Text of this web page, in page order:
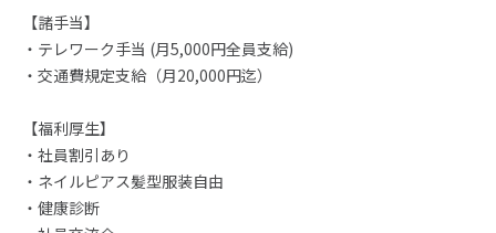
【諸手当】
・テレワーク手当 (月5,000円全員支給)
・交通費規定支給（月20,000円迄）
【福利厚生】
・社員割引あり
・ネイルピアス髪型服装自由
・健康診断